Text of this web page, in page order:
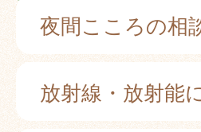
夜間こころの相
放射線・放射能